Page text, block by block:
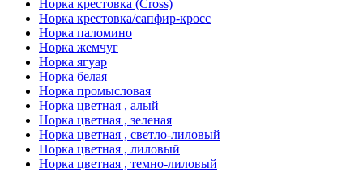
Норка крестовка (Cross)
Норка крестовка/сапфир-кросс
Норка паломино
Норка жемчуг
Норка ягуар
Норка белая
Норка промысловая
Норка цветная , алый
Норка цветная , зеленая
Норка цветная , светло-лиловый
Норка цветная , лиловый
Норка цветная , темно-лиловый